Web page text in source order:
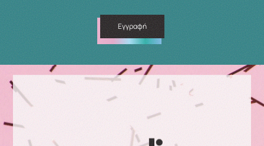
Εγγραφή